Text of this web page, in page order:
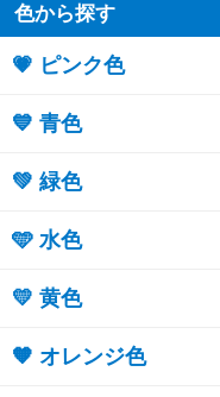
色から探す
💗 ピンク色
💙 青色
💚 緑色
🩵 水色
💛 黄色
🧡 オレンジ色